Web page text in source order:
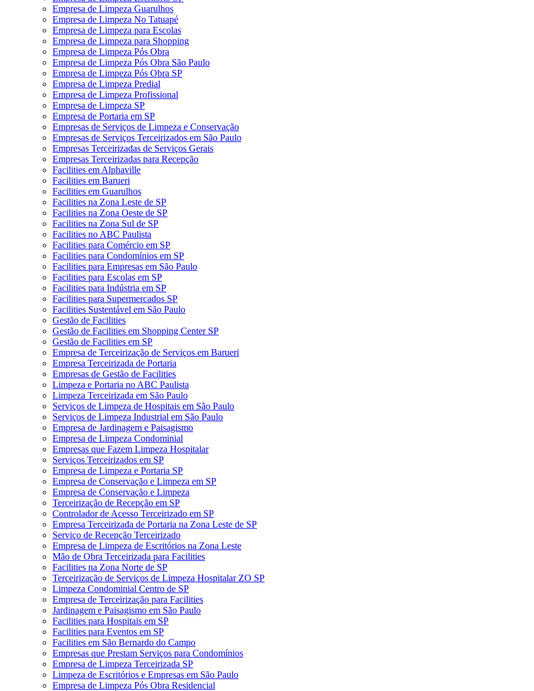
Empresa de Limpeza Guarulhos
Empresa de Limpeza No Tatuapé
Empresa de Limpeza para Escolas
Empresa de Limpeza para Shopping
Empresa de Limpeza Pós Obra
Empresa de Limpeza Pós Obra São Paulo
Empresa de Limpeza Pós Obra SP
Empresa de Limpeza Predial
Empresa de Limpeza Profissional
Empresa de Limpeza SP
Empresa de Portaria em SP
Empresas de Serviços de Limpeza e Conservação
Empresas de Serviços Terceirizados em São Paulo
Empresas Terceirizadas de Serviços Gerais
Empresas Terceirizadas para Recepção
Facilities em Alphaville
Facilities em Barueri
Facilities em Guarulhos
Facilities na Zona Leste de SP
Facilities na Zona Oeste de SP
Facilities na Zona Sul de SP
Facilities no ABC Paulista
Facilities para Comércio em SP
Facilities para Condomínios em SP
Facilities para Empresas em São Paulo
Facilities para Escolas em SP
Facilities para Indústria em SP
Facilities para Supermercados SP
Facilities Sustentável em São Paulo
Gestão de Facilities
Gestão de Facilities em Shopping Center SP
Gestão de Facilities em SP
Empresa de Terceirização de Serviços em Barueri
Empresa Terceirizada de Portaria
Empresas de Gestão de Facilities
Limpeza e Portaria no ABC Paulista
Limpeza Terceirizada em São Paulo
Serviços de Limpeza de Hospitais em São Paulo
Serviços de Limpeza Industrial em São Paulo
Empresa de Jardinagem e Paisagismo
Empresa de Limpeza Condominial
Empresas que Fazem Limpeza Hospitalar
Serviços Terceirizados em SP
Empresa de Limpeza e Portaria SP
Empresa de Conservação e Limpeza em SP
Empresa de Conservação e Limpeza
Terceirização de Recepção em SP
Controlador de Acesso Terceirizado em SP
Empresa Terceirizada de Portaria na Zona Leste de SP
Serviço de Recepção Terceirizado
Empresa de Limpeza de Escritórios na Zona Leste
Mão de Obra Terceirizada para Facilities
Facilities na Zona Norte de SP
Terceirização de Serviços de Limpeza Hospitalar ZO SP
Limpeza Condominial Centro de SP
Empresa de Terceirização para Facilities
Jardinagem e Paisagismo em São Paulo
Facilities para Hospitais em SP
Facilities para Eventos em SP
Facilities em São Bernardo do Campo
Empresas que Prestam Serviços para Condomínios
Empresa de Limpeza Terceirizada SP
Limpeza de Escritórios e Empresas em São Paulo
Empresa de Limpeza Pós Obra Residencial